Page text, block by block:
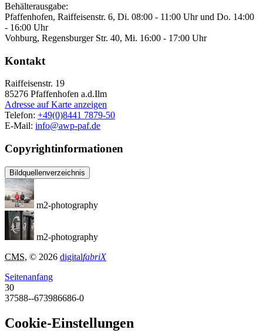
Behälterausgabe:
Pfaffenhofen, Raiffeisenstr. 6, Di. 08:00 - 11:00 Uhr und Do. 14:00
- 16:00 Uhr
Vohburg, Regensburger Str. 40, Mi. 16:00 - 17:00 Uhr
Kontakt
Raiffeisenstr. 19
85276 Pfaffenhofen a.d.Ilm
Adresse auf Karte anzeigen
Telefon: +49(0)8441 7879-50
E-Mail: info@awp-paf.de
Copyrightinformationen
Bildquellenverzeichnis
m2-photography
m2-photography
CMS, © 2026 digitalfabriX
Seitenanfang
30
37588--673986686-0
Cookie-Einstellungen